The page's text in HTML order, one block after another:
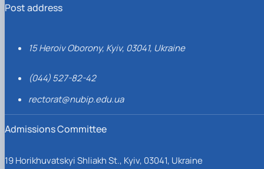
Post address
15 Heroiv Oborony, Kyiv, 03041, Ukraine
(044) 527-82-42
rectorat@nubip.edu.ua
Admissions Committee
19 Horikhuvatskyi Shliakh St., Kyiv, 03041, Ukraine